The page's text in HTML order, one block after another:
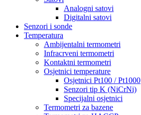
Analogni satovi
Digitalni satovi
Senzori i sonde
Temperatura
Ambijentalni termometri
Infracrveni termometri
Kontaktni termometri
Osjetnici temperature
Osjetnici Pt100 / Pt1000
Senzori tip K (NiCrNi)
Specijalni osjetnici
Termometri za bazene